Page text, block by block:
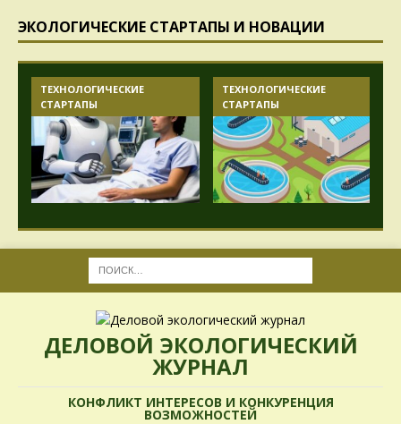
ЭКОЛОГИЧЕСКИЕ СТАРТАПЫ И НОВАЦИИ
ТЕХНОЛОГИЧЕСКИЕ
СТАРТАПЫ
ТЕХНОЛОГИЧЕСКИЕ
СТАРТАПЫ
ДЕЛОВОЙ ЭКОЛОГИЧЕСКИЙ
ЖУРНАЛ
КОНФЛИКТ ИНТЕРЕСОВ И КОНКУРЕНЦИЯ
ВОЗМОЖНОСТЕЙ